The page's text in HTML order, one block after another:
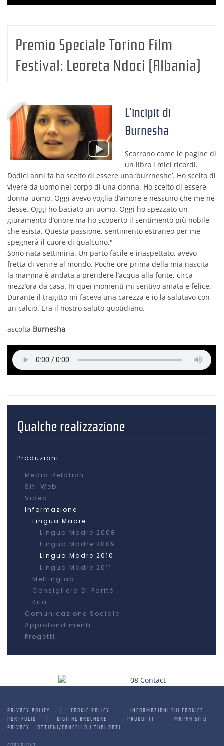
Premio Speciale Torino Film
Festival: Leoreta Ndoci (Albania)
L'incipit di
Burnesha
Scorrono come le pagine di
un libro i miei ricordi.
Dodici anni fa ho scelto di essere una ‘burrneshe’. Ho scelto di
vivere da uomo nel corpo di una donna. Ho scelto di essere
donna-uomo. Oggi avevo voglia d’amore e nessuno che me ne
desse. Oggi ho baciato un uomo. Oggi ho spezzato un
giuramento d’onore ma ho scoperto il sentimento più nobile
che esista. Questa passione, sentimento estraneo per me
spegnerà il cuore di qualcuno."
Sono nata settimina. Un parto facile e inaspettato, avevo
fretta di venire al mondo. Poche ore prima della mia nascita
la mamma è andata a prendere l’acqua alla fonte, circa
mezz’ora da casa. In quei momenti mi sentivo amata e felice.
Durante il tragitto mi faceva una carezza e io la salutavo con
un calcio. Era il nostro saluto quotidiano.
ascolta Burnesha
Qualche realizzazione
Produzioni
Media Relation
Siti Web
Video
Informazione
Lingua Madre
Lingua Madre 2008
Lingua Madre 2009
Lingua Madre 2010
Lingua Madre 2011
Meltinglab
Consigliera Di Parità
Kila
Comunicazione Sociale
Approfondimenti
Progetti
PRIVACY POLICY COOKIE POLICY
INFORMAZIONI SUI COOKIES
PORTFOLIO
DIGITAL BROCHURE PRODOTTI
MAPPA SITO
PRIVACY - OTTIENI/CANCELLA I TUOI DATI